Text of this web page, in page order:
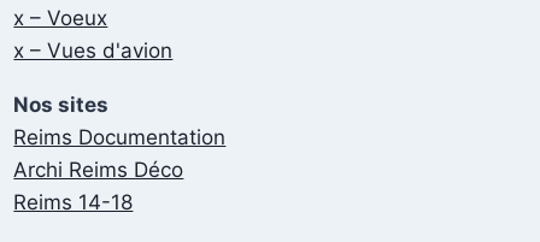
x – Voeux
x – Vues d'avion
Nos sites
Reims Documentation
Archi Reims Déco
Reims 14-18